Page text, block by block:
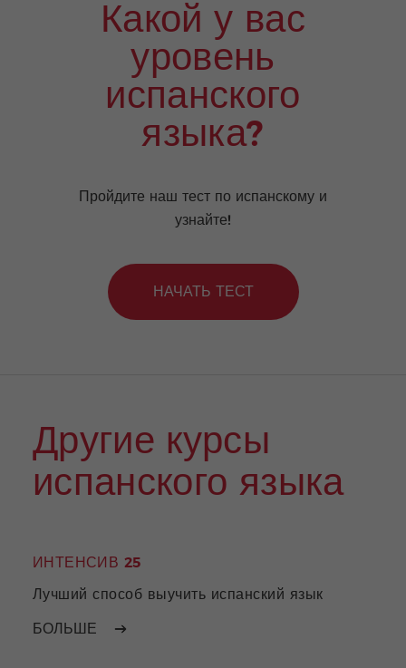
Какой у вас
уровень
испанского
языка?
Пройдите наш тест по испанскому и
узнайте!
НАЧАТЬ ТЕСТ
Другие курсы
испанского языка
ИНТЕНСИВ 25
Лучший способ выучить испанский язык
БОЛЬШЕ